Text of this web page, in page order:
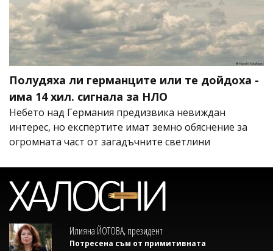
Полудяха ли германците или те дойдоха -
има 14 хил. сигнала за НЛО
Небето над Германия предизвика невиждан
интерес, но експертите имат земно обяснение за
огромната част от загадъчните светлини
Илияна ЙОТОВА, президент
Потресена съм от примитивната